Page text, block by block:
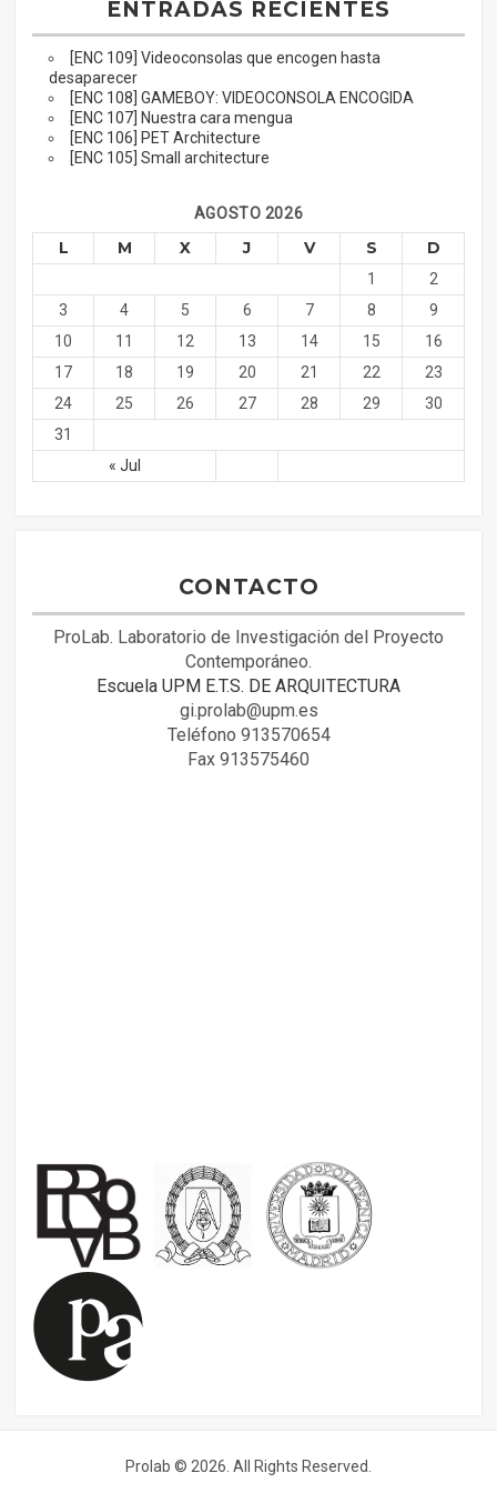
ENTRADAS RECIENTES
[ENC 109] Videoconsolas que encogen hasta
desaparecer
[ENC 108] GAMEBOY: VIDEOCONSOLA ENCOGIDA
[ENC 107] Nuestra cara mengua
[ENC 106] PET Architecture
[ENC 105] Small architecture
AGOSTO 2026
L M X J V S D
« Jul
1
2
3
4 5 6 7 8
9
10
11 12 13 14 15
16
17
18 19 20 21 22
23
24
25 26 27 28 29
30
31
CONTACTO
ProLab. Laboratorio de Investigación del Proyecto
Contemporáneo.
Escuela UPM E.T.S. DE ARQUITECTURA
gi.prolab@upm.es
Teléfono 913570654
Fax 913575460
Prolab © 2026. All Rights Reserved.